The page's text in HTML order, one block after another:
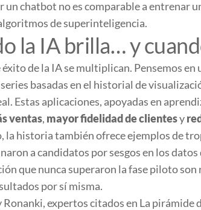
un chatbot no es comparable a entrenar
de superinteligencia.
la IA brilla… y
éxito de la IA se multiplican. Pensemos
basadas en el historial de
Estas aplicaciones, apoyadas en
ventas, mayor fidelidad de clientesy
la historia también ofrece ejemplos de
a candidatos por sesgos en los
que nunca superaron la fase piloto
por sí misma.
expertos citados en La pirámide